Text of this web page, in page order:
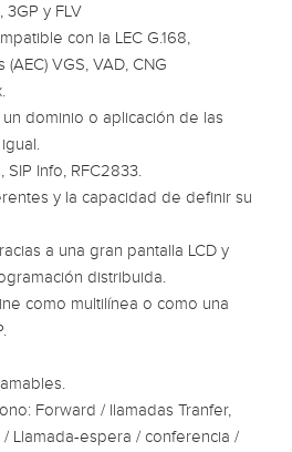
y FLV
con la LEC G.168,
VGS, VAD, CNG
dominio o aplicación de las
Info, RFC2833.
y la capacidad de definir su
a una gran pantalla LCD y
distribuida.
como multilínea o como una
Forward / llamadas Tranfer,
Llamada-espera / conferencia /